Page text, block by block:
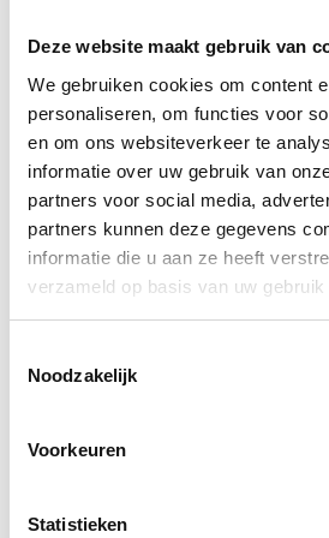
Deze website maakt gebruik van
We gebruiken cookies om content
personaliseren, om functies voor
en om ons websiteverkeer te
informatie over uw gebruik van
partners voor social media,
partners kunnen deze gegevens
informatie die u aan ze heeft
verzameld op basis van uw
Noodzakelijk
Voorkeuren
Statistieken
Beleving aan Zee?
✅Professionele begeleiding: Onze
voor een veilige en leuke ervaring.
✅ Prachtige locaties:Speel jouw
✅Combineren mogelijk:Teamspel
diner of een creatieve workshop? Geen
✅Voor ieder budget:We bieden
kleine als grote groepen, in
✅100% maatwerk:Iedere groep is
programma volledig af op jullie wensen.
Teamspel in
omgeving
Holland, zoals